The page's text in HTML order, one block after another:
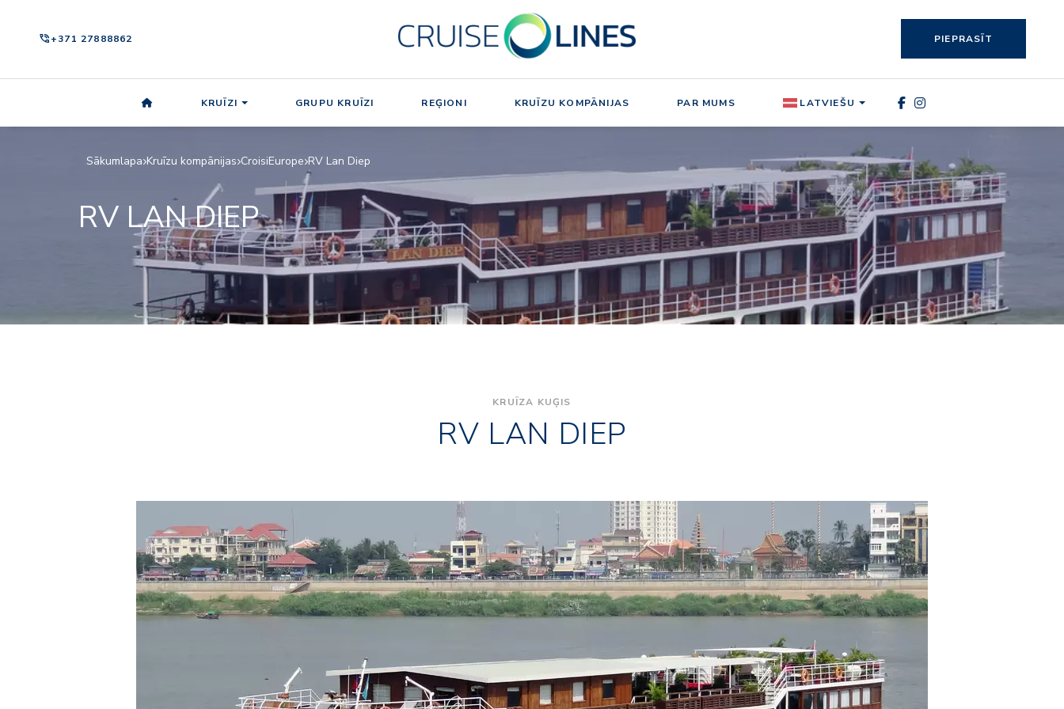
phone_in_talk+371 27888862 PIEPRASĪT
KRUĪZI GRUPU KRUĪZI REĢIONI KRUĪZU KOMPĀNIJAS PAR MUMS LATVIEŠU
Sākumlapa Kruīzu kompānijas CroisiEurope RV Lan Diep
RV LAN DIEP
KRUĪZA KUĢIS
RV LAN DIEP